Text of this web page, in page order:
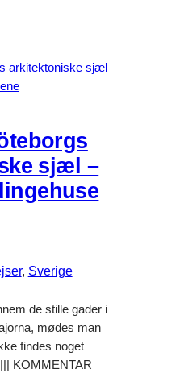
sjæl –
, Sverige
de stille gader i
mødes man
findes noget
KOMMENTAR